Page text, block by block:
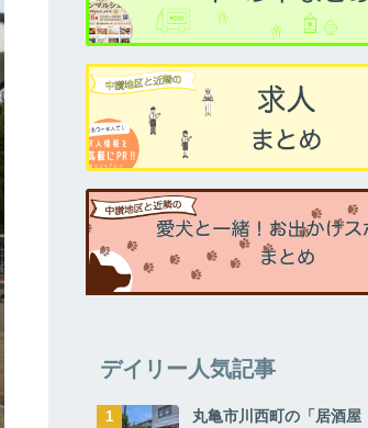
デイリー人気記事
丸亀市川西町の「居酒屋